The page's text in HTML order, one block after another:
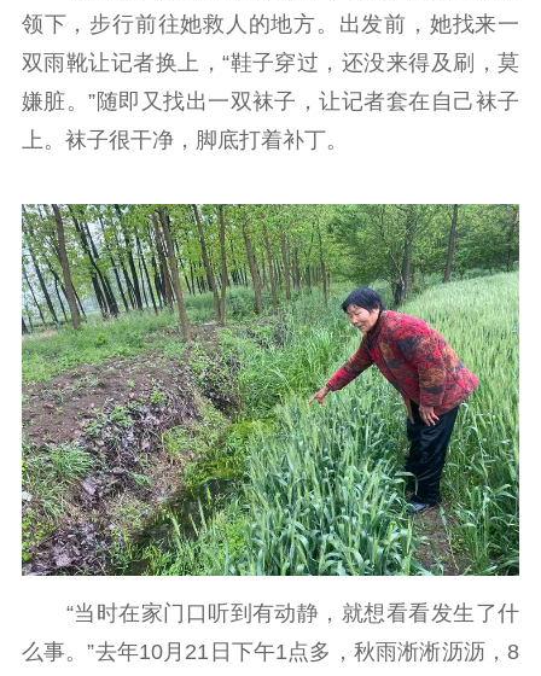
工作动态
理论武装
理论学习 宣传宣讲
哲学社科
社科强省 工作通知
成果集萃
江苏文脉
资料下载
新闻宣传
主题宣传 对外宣传
新闻发布
记者之家
品牌栏目
文化文艺
精品生产 文化惠民
文化传承
紫金文化艺术节
品牌活动 紫艺舞台
领下，步行前往她救人的地方。出发前，她找来一
双雨靴让记者换上，“鞋子穿过，还没来得及刷，莫
嫌脏。”随即又找出一双袜子，让记者套在自己袜子
上。袜子很干净，脚底打着补丁。
“当时在家门口听到有动静，就想看看发生了什
么事。”去年10月21日下午1点多，秋雨淅淅沥沥，8